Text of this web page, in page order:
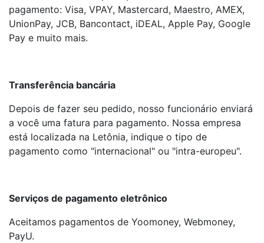
pagamento: Visa, VPAY, Mastercard, Maestro, AMEX,
UnionPay, JCB, Bancontact, iDEAL, Apple Pay, Google
Pay e muito mais.
Transferência bancária
Depois de fazer seu pedido, nosso funcionário enviará
a você uma fatura para pagamento. Nossa empresa
está localizada na Letônia, indique o tipo de
pagamento como "internacional" ou "intra-europeu".
Serviços de pagamento eletrônico
Aceitamos pagamentos de Yoomoney, Webmoney,
PayU.